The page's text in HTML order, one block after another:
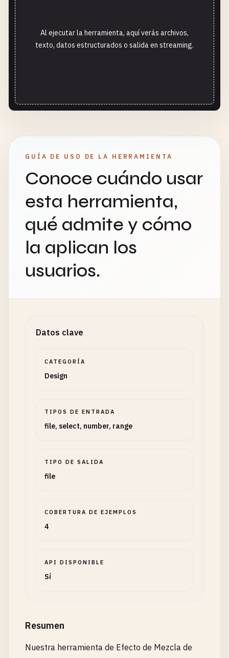
Al ejecutar la herramienta, aquí verás archivos,
texto, datos estructurados o salida en streaming.
GUÍA DE USO DE LA HERRAMIENTA
Conoce cuándo usar
esta herramienta,
qué admite y cómo
la aplican los
usuarios.
Datos clave
CATEGORÍA
Design
TIPOS DE ENTRADA
file, select, number, range
TIPO DE SALIDA
file
COBERTURA DE EJEMPLOS
4
API DISPONIBLE
Sí
Resumen
Nuestra herramienta de Efecto de Mezcla de